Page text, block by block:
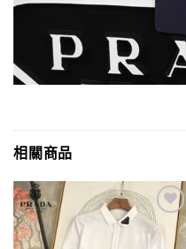
相關商品
Add to
wishlist